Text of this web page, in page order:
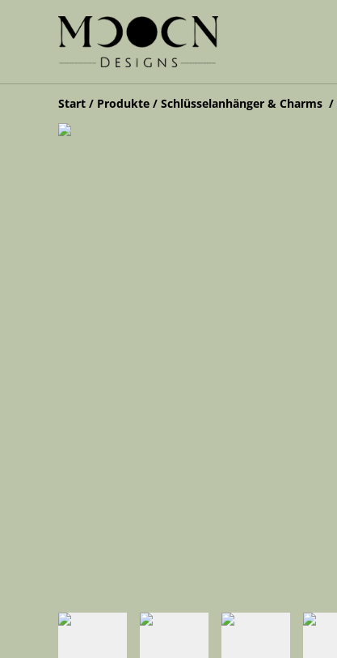
Start / Produkte / Schlüsselanhänger & Charms /